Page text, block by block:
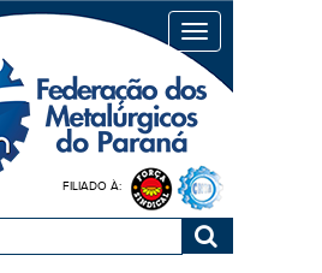
MENU
FILIADO À: